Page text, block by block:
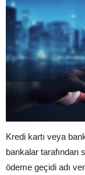
Kredi kartı veya
bankalar tarafından
ödeme geçidi adı